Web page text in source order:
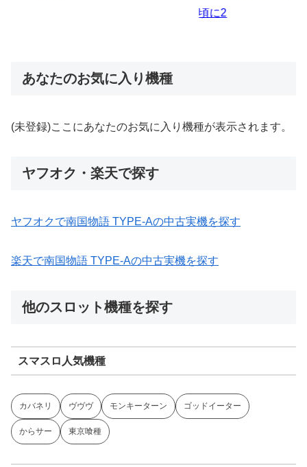
あなたのお気に入り機種
(未登録)ここにあなたのお気に入り機種が表示されます。
ヤフオク・楽天で探す
ヤフオクで南国物語 TYPE-Aの中古実機を探す
楽天で南国物語 TYPE-Aの中古実機を探す
他のスロット機種を探す
スマスロ人気機種
カバネリ ヴヴヴ モンキーターン ゴッドイーター
からサー 東京喰種